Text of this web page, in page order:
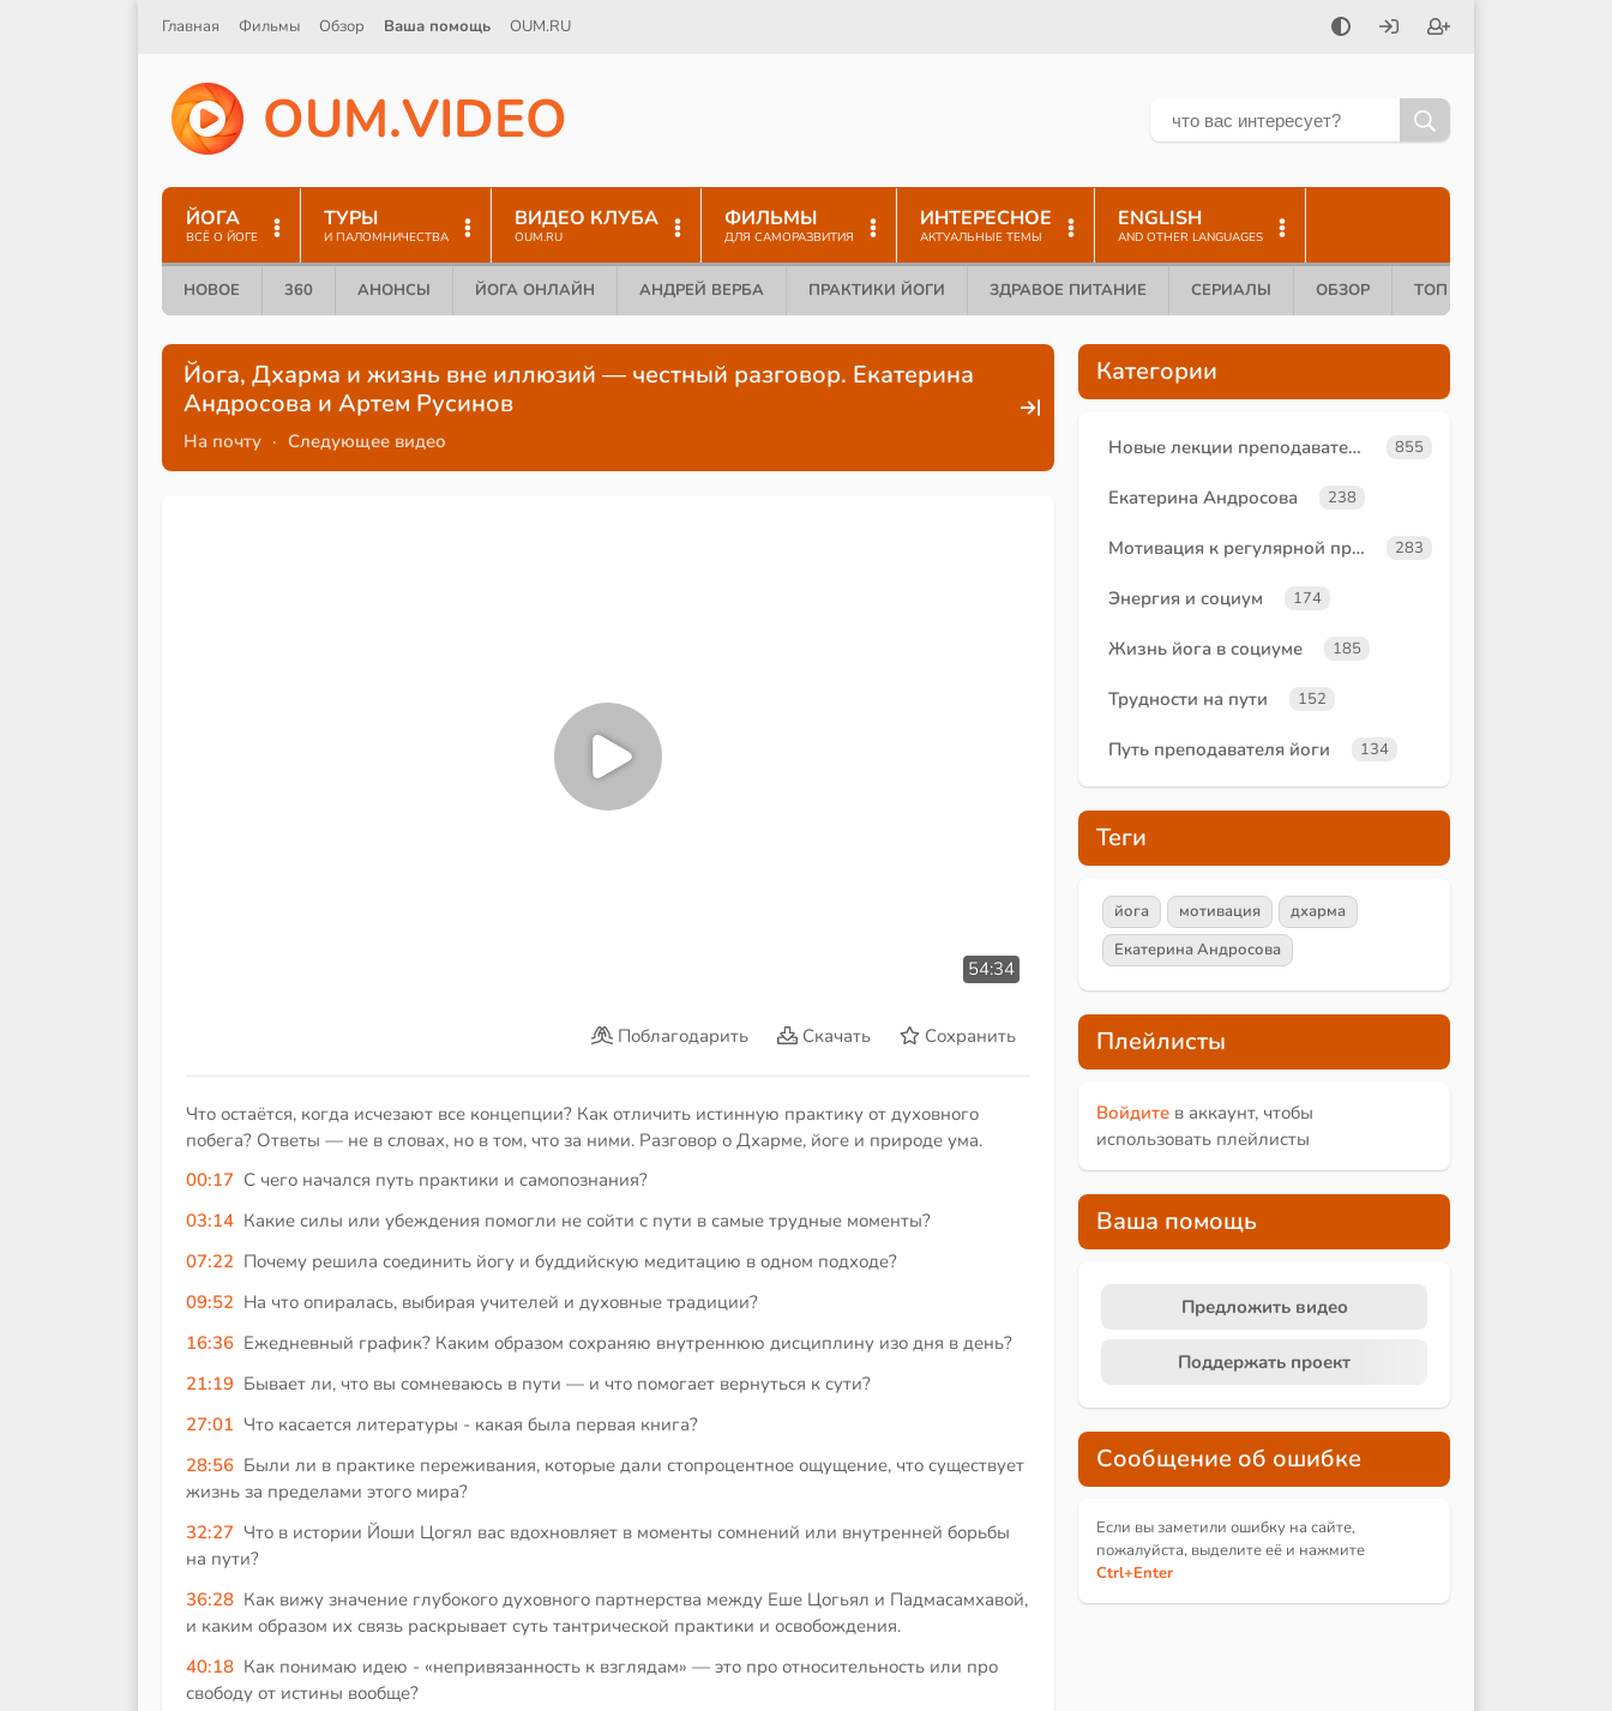
Главная Фильмы Обзор Ваша помощь OUM.RU
OUM.VIDEO
ЙОГА
ВСЁ О ЙОГЕ
ТУРЫ
И ПАЛОМНИЧЕСТВА
ВИДЕО КЛУБА
OUM.RU
ФИЛЬМЫ
ДЛЯ САМОРАЗВИТИЯ
ИНТЕРЕСНОЕ
АКТУАЛЬНЫЕ ТЕМЫ
ENGLISH
AND OTHER LANGUAGES
НОВОЕ 360 АНОНСЫ ЙОГА ОНЛАЙН АНДРЕЙ ВЕРБА ПРАКТИКИ ЙОГИ ЗДРАВОЕ ПИТАНИЕ СЕРИАЛЫ ОБЗОР ТОП 10
Йога, Дхарма и жизнь вне иллюзий — честный разговор. Екатерина
Андросова и Артем Русинов
На почту · Следующее видео
54:34
Поблагодарить Скачать Сохранить
Что остаётся, когда исчезают все концепции? Как отличить истинную практику от духовного
побега? Ответы — не в словах, но в том, что за ними. Разговор о Дхарме, йоге и природе ума.
00:17 С чего начался путь практики и самопознания?
03:14 Какие силы или убеждения помогли не сойти с пути в самые трудные моменты?
07:22 Почему решила соединить йогу и буддийскую медитацию в одном подходе?
09:52 На что опиралась, выбирая учителей и духовные традиции?
16:36 Ежедневный график? Каким образом сохраняю внутреннюю дисциплину изо дня в день?
21:19 Бывает ли, что вы сомневаюсь в пути — и что помогает вернуться к сути?
27:01 Что касается литературы - какая была первая книга?
28:56 Были ли в практике переживания, которые дали стопроцентное ощущение, что существует
жизнь за пределами этого мира?
32:27 Что в истории Йоши Цогял вас вдохновляет в моменты сомнений или внутренней борьбы
на пути?
36:28 Как вижу значение глубокого духовного партнерства между Еше Цогьял и Падмасамхавой,
и каким образом их связь раскрывает суть тантрической практики и освобождения.
40:18 Как понимаю идею - «непривязанность к взглядам» — это про относительность или про
свободу от истины вообще?
Категории
Новые лекции преподавателей 855
Екатерина Андросова 238
Мотивация к регулярной практике 283
Энергия и социум 174
Жизнь йога в социуме 185
Трудности на пути 152
Путь преподавателя йоги 134
Теги
йога мотивация
дхарма
Екатерина Андросова
Плейлисты
Войдите в аккаунт, чтобы
использовать плейлисты
Ваша помощь
Предложить видео
Поддержать проект
Сообщение об ошибке
Если вы заметили ошибку на сайте,
пожалуйста, выделите её и нажмите
Ctrl+Enter